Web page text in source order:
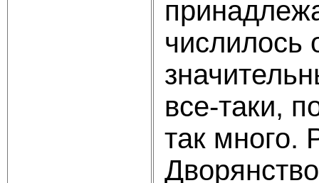
числилось
все-таки,
так много.